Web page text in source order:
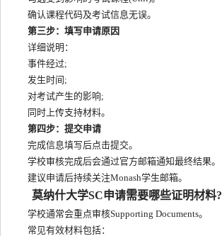
确认课程代码及考试信息无误。
第三步：填写申请原因
详细说明：
事件经过;
发生时间;
对考试产生的影响;
同时上传支持材料。
第四步：提交申请
完成信息填写后点击提交。
学校审核完成后会通过官方邮箱通知最终结果。
建议申请后持续关注Monash学生邮箱。
莫纳什大学SC申请需要哪些证明材料?
学校通常会重点审核Supporting Documents。
常见有效材料包括：